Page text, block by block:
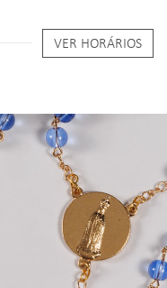
VER HORÁRIOS